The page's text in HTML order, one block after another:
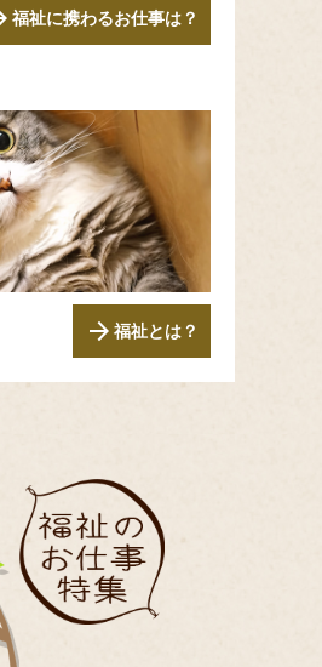
福祉に携わるお仕事は？
arrow_forward 福祉とは？